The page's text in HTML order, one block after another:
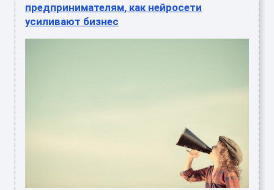
предпринимателям, как нейросети
усиливают бизнес